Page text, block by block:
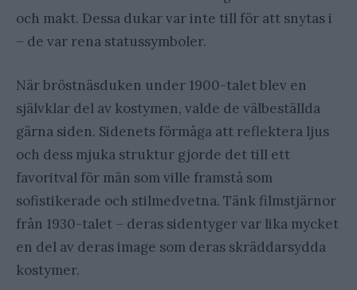
och makt. Dessa dukar var inte till för att snytas i
– de var rena statussymboler.
När bröstnäsduken under 1900-talet blev en
självklar del av kostymen, valde de välbeställda
gärna siden. Sidenets förmåga att reflektera ljus
och dess mjuka struktur gjorde det till ett
favoritval för män som ville framstå som
sofistikerade och stilmedvetna. Tänk filmstjärnor
från 1930-talet – deras sidentyger var lika mycket
en del av deras image som deras skräddarsydda
kostymer.